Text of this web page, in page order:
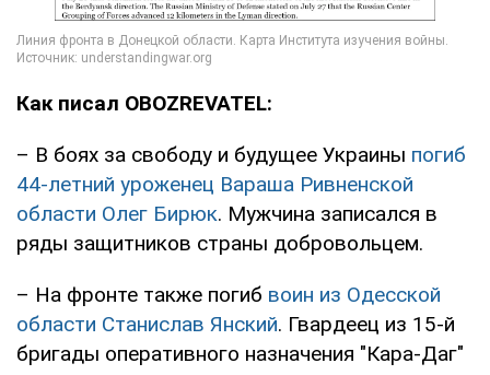
Как писал OBOZREVATEL:
– В боях за свободу и будущее Украины погиб
44-летний уроженец Вараша Ривненской
области Олег Бирюк. Мужчина записался в
ряды защитников страны добровольцем.
– На фронте также погиб воин из Одесской
области Станислав Янский. Гвардеец из 15-й
бригады оперативного назначения "Кара-Даг"